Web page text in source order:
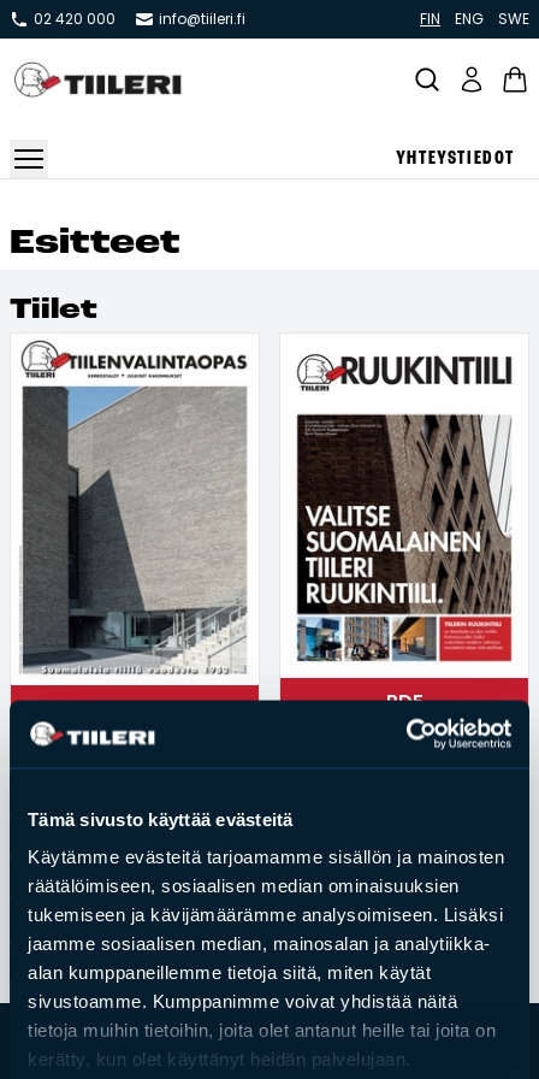
Tämä sivusto käyttää evästeitä
Käytämme evästeitä tarjoamamme sisällön ja mainosten
räätälöimiseen, sosiaalisen median ominaisuuksien
tukemiseen ja kävijämäärämme analysoimiseen. Lisäksi
jaamme sosiaalisen median, mainosalan ja analytiikka-
alan kumppaneillemme tietoja siitä, miten käytät
sivustoamme. Kumppanimme voivat yhdistää näitä
tietoja muihin tietoihin, joita olet antanut heille tai joita on
kerätty, kun olet käyttänyt heidän palvelujaan.
02 420 000 info@tiileri.fi FIN ENG SWE
YHTEYSTIEDOT
Pönttö -ja kaakeliuunit
Leivin -ja lämpiöuunit
Hellat
Kiertoilmatakat ja kamiinat
Grillit ja pihakeittiöt
Kiukaat
Esitteet, hinnastot ja ohjeet
Tiileri lasku
Kotikäynti
Tiilet ja tiililaatat
Aukonylitysratkaisut ja
Tiilimuurauskannakejärjestelmät
Kohdegalleria
Vastuullisuus
Tiilityökalu
Esitteet
Verkkokauppa
Esit­teet
Tii­let
PDF PDF
Tiileri tekninen opas 1
Tiileri tekninen opas 2
Tiiliteollisuusliiton toimitusehdot